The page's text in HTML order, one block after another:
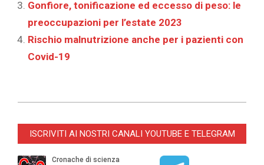
Gonfiore, tonificazione ed eccesso di peso: le
preoccupazioni per l’estate 2023
Rischio malnutrizione anche per i pazienti con
Covid-19
10-
ISCRIVITI AI NOSTRI CANALI YOUTUBE E TELEGRAM